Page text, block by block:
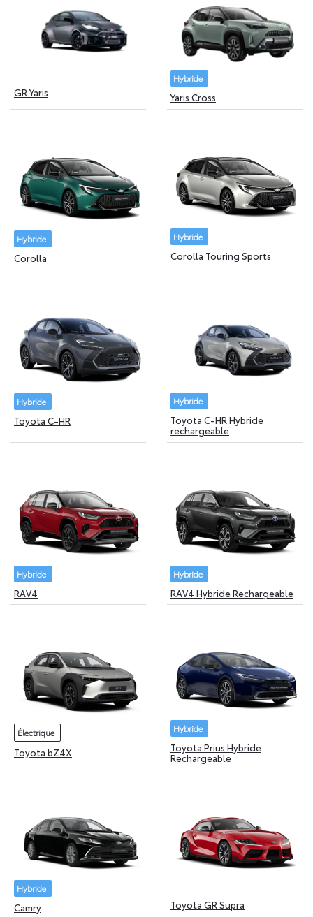
GR Yaris
Hybride
Yaris Cross
Hybride
Corolla
Hybride
Corolla Touring Sports
Hybride
Toyota C-HR
Hybride
Toyota C-HR Hybride
rechargeable
Hybride
RAV4
Hybride
RAV4 Hybride Rechargeable
Électrique
Toyota bZ4X
Hybride
Toyota Prius Hybride
Rechargeable
Hybride
Camry Toyota GR Supra